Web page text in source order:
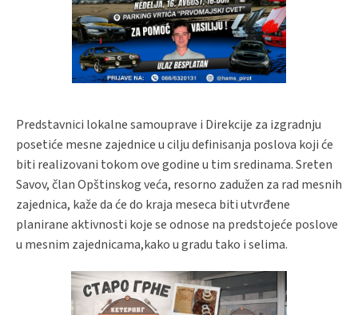
Predstavnici lokalne samouprave i Direkcije za izgradnju
posetiće mesne zajednice u cilju definisanja poslova koji će
biti realizovani tokom ove godine u tim sredinama. Sreten
Savov, član Opštinskog veća, resorno zadužen za rad mesnih
zajednica, kaže da će do kraja meseca biti utvrđene
planirane aktivnosti koje se odnose na predstojeće poslove
u mesnim zajednicama,kako u gradu tako i selima.